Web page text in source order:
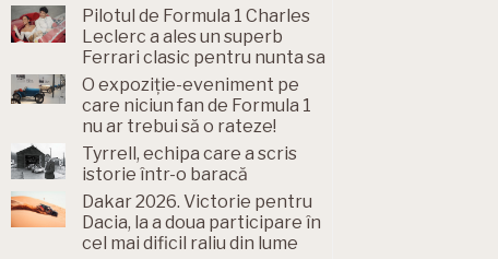
Pilotul de Formula 1 Charles
Leclerc a ales un superb
Ferrari clasic pentru nunta sa
O expoziție-eveniment pe
care niciun fan de Formula 1
nu ar trebui să o rateze!
Tyrrell, echipa care a scris
istorie într-o baracă
Dakar 2026. Victorie pentru
Dacia, la a doua participare în
cel mai dificil raliu din lume